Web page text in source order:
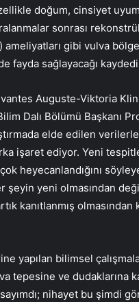
doğum, cinsiyet
sonrası
ameliyatları gibi vulva
fayda sağlayacağı
Auguste-Viktoria
Dalı Bölümü Başkanı
elde edilen
işaret ediyor. Yeni
heyecanlandığını
şeyin yeni olmasından
kanıtlanmış olmasından
yapılan bilimsel
tepesine ve dudaklarına
nihayet bu şimdi